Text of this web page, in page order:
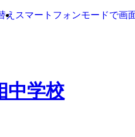
え スマートフォンモードで画
中学校